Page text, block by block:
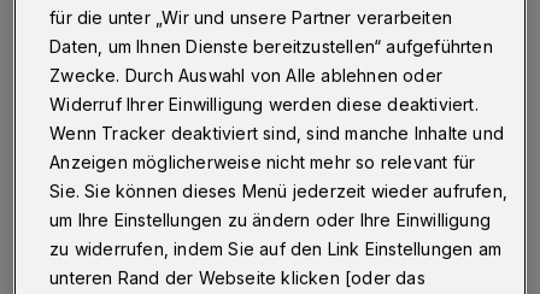
Wuppertal·In der Nacht von Samstag auf
Ostersonntag (26./27. März 2016) beginnt die
Sommerzeit. Die Uhren werden um eine Stunde von 2
auf 3 Uhr vorgestellt.
23.03.2016 , 10:10 Uhr Eine Minute Lesezeit
für die unter „Wir und unsere Partner verarbeiten
Daten, um Ihnen Dienste bereitzustellen“ aufgeführten
Zwecke. Durch Auswahl von Alle ablehnen oder
Widerruf Ihrer Einwilligung werden diese deaktiviert.
Wenn Tracker deaktiviert sind, sind manche Inhalte und
Anzeigen möglicherweise nicht mehr so relevant für
Sie. Sie können dieses Menü jederzeit wieder aufrufen,
um Ihre Einstellungen zu ändern oder Ihre Einwilligung
zu widerrufen, indem Sie auf den Link Einstellungen am
unteren Rand der Webseite klicken [oder das